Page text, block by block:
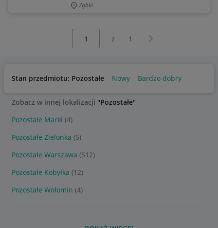
Ząbki
z 1 Następna strona
Stan przedmiotu: Pozostałe Nowy Bardzo dobry
Zobacz w innej lokalizacji "Pozostałe"
Pozostałe Marki (4)
Pozostałe Zielonka (5)
Pozostałe Warszawa (512)
Pozostałe Kobyłka (12)
Pozostałe Wołomin (4)